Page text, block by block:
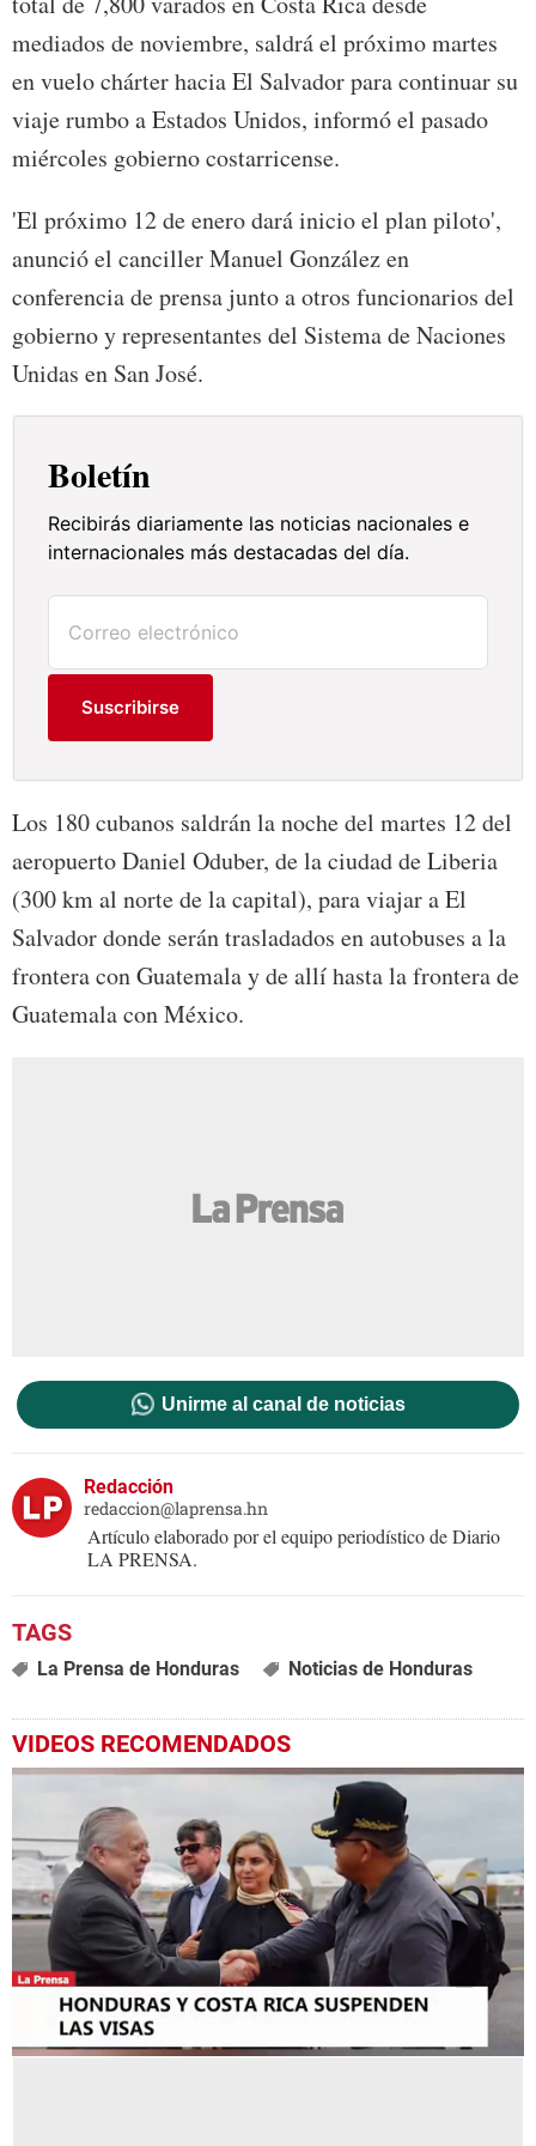
mediados de noviembre, saldrá el próximo martes
en vuelo chárter hacia El Salvador para continuar su
viaje rumbo a Estados Unidos, informó el pasado
miércoles gobierno costarricense.
'El próximo 12 de enero dará inicio el plan piloto',
anunció el canciller Manuel González en
conferencia de prensa junto a otros funcionarios del
gobierno y representantes del Sistema de Naciones
Unidas en San José.
Boletín
Recibirás diariamente las noticias nacionales e
internacionales más destacadas del día.
Suscribirse
Los 180 cubanos saldrán la noche del martes 12 del
aeropuerto Daniel Oduber, de la ciudad de Liberia
(300 km al norte de la capital), para viajar a El
Salvador donde serán trasladados en autobuses a la
frontera con Guatemala y de allí hasta la frontera de
Guatemala con México.
Unirme al canal de noticias
Redacción
redaccion@laprensa.hn
Artículo elaborado por el equipo periodístico de Diario
LA PRENSA.
La Prensa de Honduras Noticias de Honduras
VIDEOS RECOMENDADOS